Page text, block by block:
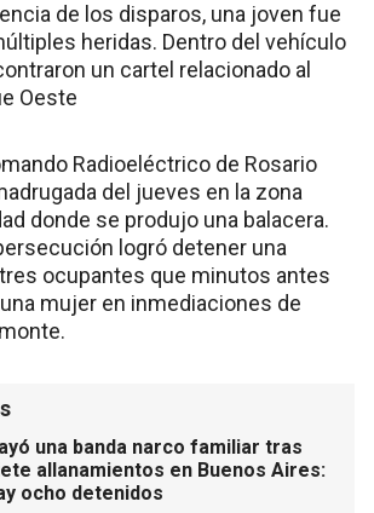
de los disparos, una joven fue
heridas. Dentro del vehículo
un cartel relacionado al
Oeste
Radioeléctrico de Rosario
del jueves en la zona
donde se produjo una balacera.
logró detener una
ocupantes que minutos antes
mujer en inmediaciones de
una banda narco familiar tras
allanamientos en Buenos Aires:
ocho detenidos